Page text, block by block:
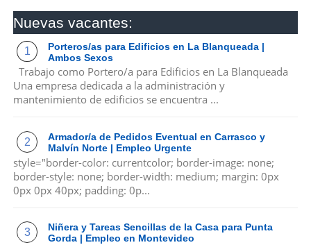
Nuevas vacantes:
Porteros/as para Edificios en La Blanqueada |
Ambos Sexos
Trabajo como Portero/a para Edificios en La Blanqueada
Una empresa dedicada a la administración y
mantenimiento de edificios se encuentra ...
Armador/a de Pedidos Eventual en Carrasco y
Malvín Norte | Empleo Urgente
style="border-color: currentcolor; border-image: none;
border-style: none; border-width: medium; margin: 0px
0px 0px 40px; padding: 0p...
Niñera y Tareas Sencillas de la Casa para Punta
Gorda | Empleo en Montevideo